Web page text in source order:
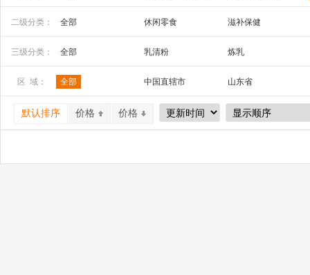
安全防护 五金工具
家装建材 机床 机械及行业设备
二级分类： 全部 休闲零食
滋补保健
三级分类：
全部 乳清粉
炼乳
区 域：
全部 中国直辖市
山东省
广西
辽宁省
吉林省
宁夏
四川省 贵州省
默认排序 价格 价格